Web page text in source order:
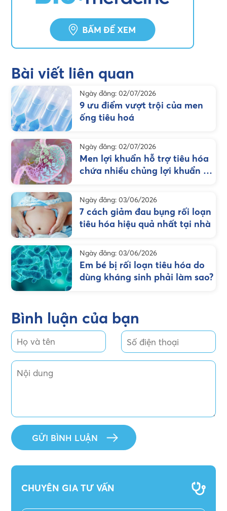
Bài viết liên quan
Ngày đăng: 02/07/2026
9 ưu điểm vượt trội của men
ống tiêu hoá
Ngày đăng: 02/07/2026
Men lợi khuẩn hỗ trợ tiêu hóa
chứa nhiều chủng lợi khuẩn có
Ngày đăng: 03/06/2026
7 cách giảm đau bụng rối loạn
tiêu hóa hiệu quả nhất tại nhà
Ngày đăng: 03/06/2026
Em bé bị rối loạn tiêu hóa do
dùng kháng sinh phải làm sao?
Bình luận của bạn
CHUYÊN GIA TƯ VẤN